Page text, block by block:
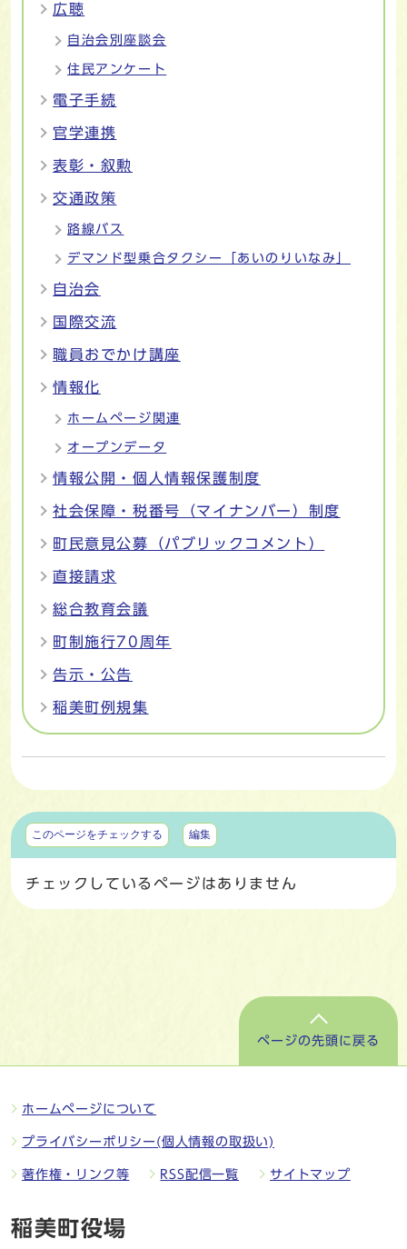
広聴
自治会別座談会
住民アンケート
電子手続
官学連携
表彰・叙勲
交通政策
路線バス
デマンド型乗合タクシー「あいのりいなみ」
自治会
国際交流
職員おでかけ講座
情報化
ホームページ関連
オープンデータ
情報公開・個人情報保護制度
社会保障・税番号（マイナンバー）制度
町民意見公募（パブリックコメント）
直接請求
総合教育会議
町制施行70周年
告示・公告
稲美町例規集
マイページ
このページをチェックする 編集
チェックしているページはありません
ページの先頭に戻る
ホームページについて
プライバシーポリシー(個人情報の取扱い)
著作権・リンク等 RSS配信一覧 サイトマップ
稲美町役場